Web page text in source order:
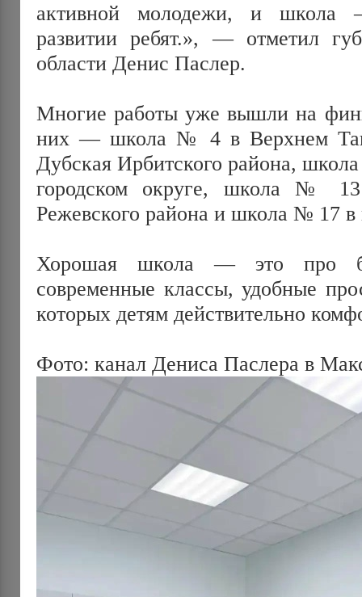
активной молодежи, и школа
развитии ребят.», — отметил
области Денис Паслер.
Многие работы уже вышли на
них — школа № 4 в Верхнем
Дубская Ирбитского района,
городском округе, школа №
Режевского района и школа № 17 в
Хорошая школа — это про
современные классы, удобные
которых детям действительно
Фото: канал Дениса Паслера в